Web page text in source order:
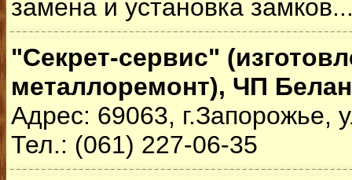
замена и установка
"Секрет-сервис"
металлоремонт), ЧП Белан
Адрес: 69063, г.Запорожье,
Тел.: (061) 227-06-35